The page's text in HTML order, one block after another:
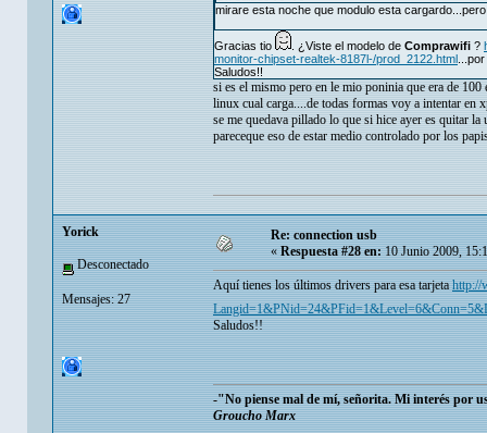
mirare esta noche que modulo esta
Gracias tio . ¿Viste el modelo de Comprawifi ?
monitor-chipset-realtek-8187l-/prod_2122.html
Saludos!!
si es el mismo pero en le mio poninia que era de
linux cual carga....de todas formas voy a intentar en
se me quedava pillado lo que si hice ayer es quitar
pareceque eso de estar medio controlado por los
Yorick
Desconectado
Mensajes: 27
Re: connection usb
«Respuesta #28 en:10 Junio 2009,
Aquí tienes los últimos drivers para esa tarjetahttp://
Saludos!!
-"No piense mal de mí, señorita. Mi interés por
Groucho Marx